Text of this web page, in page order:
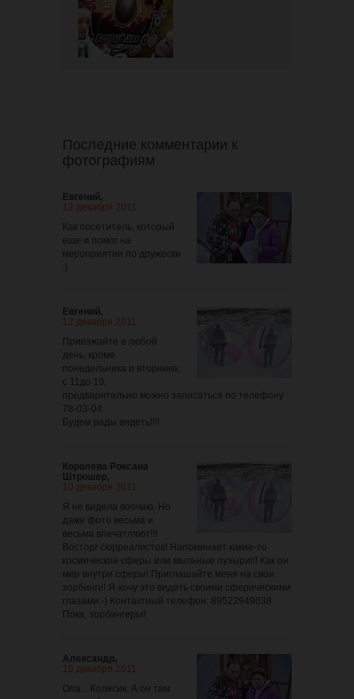
Последние комментарии к
фотографиям
Евгений,
12 декабря 2011
Как посетитель, который
еще и помог на
мероприятии по дружески
:)
Евгений,
12 декабря 2011
Приезжайте в любой
день, кроме
понедельника и вторника,
с 11до 19,
предварительно можно записаться по телефону
78-03-04.
Будем рады видеть!!!!
Королева Роксана
Штрошер,
10 декабря 2011
Я не видела воочию. Но
даже фото весьма и
весьма впечатляют!!!
Восторг сюрреалистов! Напоминает какие-то
космические сферы или мыльные пузыри!!! Как он
мир внутри сферы! Приглашайте меня на свои
зорбинги! Я хочу это видеть своими сферическими
глазами:-) Контактный телефон: 89522949038
Пока, зорбингеры!
Александр,
10 декабря 2011
Опа... Колясик. А он там